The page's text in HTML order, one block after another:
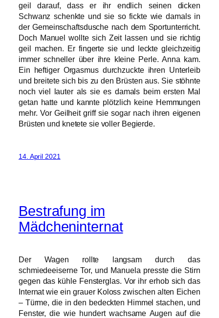
geil darauf, dass er ihr endlich seinen dicken
Schwanz schenkte und sie so fickte wie damals in
der Gemeinschaftsdusche nach dem Sportunterricht.
Doch Manuel wollte sich Zeit lassen und sie richtig
geil machen. Er fingerte sie und leckte gleichzeitig
immer schneller über ihre kleine Perle. Anna kam.
Ein heftiger Orgasmus durchzuckte ihren Unterleib
und breitete sich bis zu den Brüsten aus. Sie stöhnte
noch viel lauter als sie es damals beim ersten Mal
getan hatte und kannte plötzlich keine Hemmungen
mehr. Vor Geilheit griff sie sogar nach ihren eigenen
Brüsten und knetete sie voller Begierde.
14. April 2021
Bestrafung im
Mädcheninternat
Der Wagen rollte langsam durch das
schmiedeeiserne Tor, und Manuela presste die Stirn
gegen das kühle Fensterglas. Vor ihr erhob sich das
Internat wie ein grauer Koloss zwischen alten Eichen
– Türme, die in den bedeckten Himmel stachen, und
Fenster, die wie hundert wachsame Augen auf die